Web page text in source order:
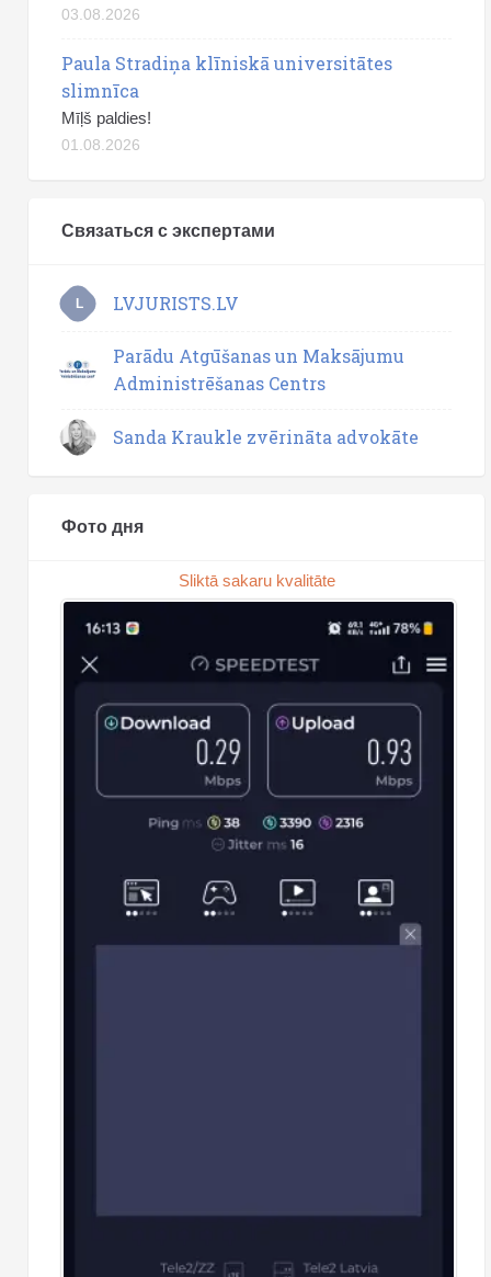
03.08.2026
Paula Stradiņa klīniskā universitātes
slimnīca
Mīļš paldies!
01.08.2026
Связаться с экспертами
L LVJURISTS.LV
Parādu Atgūšanas un Maksājumu
Administrēšanas Centrs
Sanda Kraukle zvērināta advokāte
Фото дня
Sliktā sakaru kvalitāte